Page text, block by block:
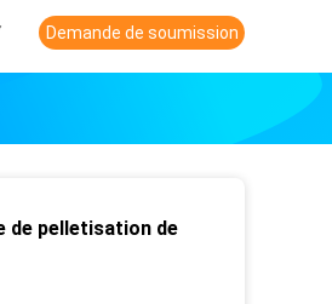
Demande de soumission
de pelletisation de